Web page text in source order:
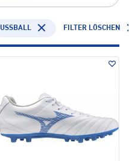
FILTER LÖSCHEN